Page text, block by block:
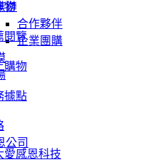
鏈
合作夥伴
企業團購
公司
物
閱覽
購物
據點